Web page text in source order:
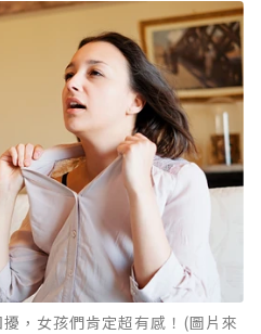
，女孩們肯定超有感！(圖片來